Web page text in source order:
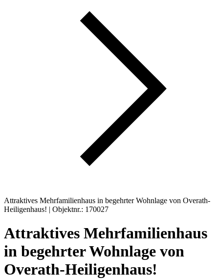
Attraktives Mehrfamilienhaus in begehrter Wohnlage von Overath-
Heiligenhaus! | Objektnr.: 170027
Attraktives Mehrfamilienhaus
in begehrter Wohnlage von
Overath-Heiligenhaus!